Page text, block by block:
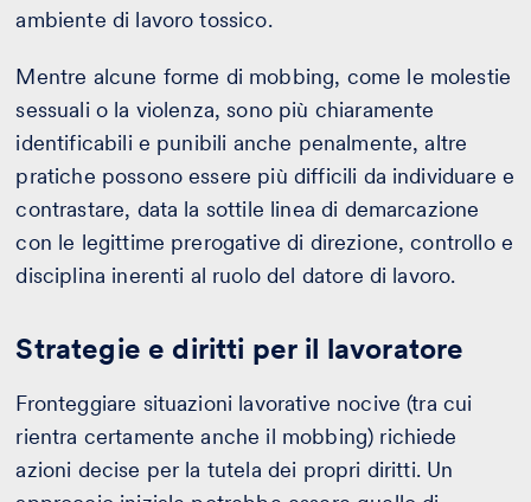
ambiente di lavoro tossico.
Mentre alcune forme di mobbing, come le molestie
sessuali o la violenza, sono più chiaramente
identificabili e punibili anche penalmente, altre
pratiche possono essere più difficili da individuare e
contrastare, data la sottile linea di demarcazione
con le legittime prerogative di direzione, controllo e
disciplina inerenti al ruolo del datore di lavoro.
Strategie e diritti per il lavoratore
Fronteggiare situazioni lavorative nocive (tra cui
rientra certamente anche il mobbing) richiede
azioni decise per la tutela dei propri diritti. Un